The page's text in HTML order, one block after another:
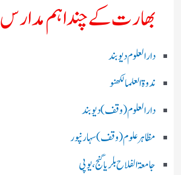
بھارت کے چند اہم مدارس
دارالعلوم دیوبند
ندوۃالعلما لکھنو
دارالعلوم (وقف)دیوبند
مظاہرعلوم (وقف)سہارنپور
جامعۃ الفلاح بلریاگنج،یوپی